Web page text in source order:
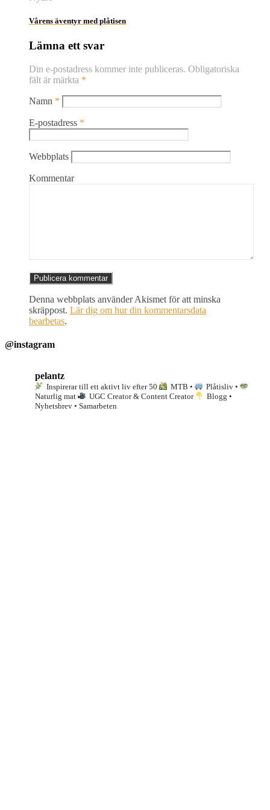
Vårens äventyr med plåtisen
Lämna ett svar
Din e-postadress kommer inte publiceras. Obligatoriska
fält är märkta *
Namn *
E-postadress *
Webbplats
Kommentar
Denna webbplats använder Akismet för att minska
skräppost. Lär dig om hur din kommentarsdata
bearbetas.
@instagram
pelantz
Inspirerar till ett aktivt liv efter 50 MTB •
Plåtisliv •
Naturlig mat
UGC Creator & Content Creator
Blogg •
Nyhetsbrev • Samarbeten